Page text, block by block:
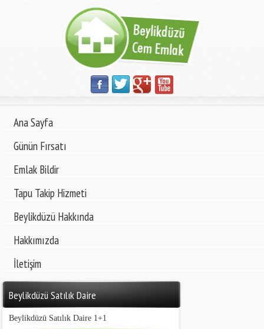
Ana Sayfa
Günün Fırsatı
Emlak Bildir
Tapu Takip Hizmeti
Beylikdüzü Hakkında
Hakkımızda
İletişim
Beylikdüzü Satılık Daire
Beylikdüzü Satılık Daire 1+1